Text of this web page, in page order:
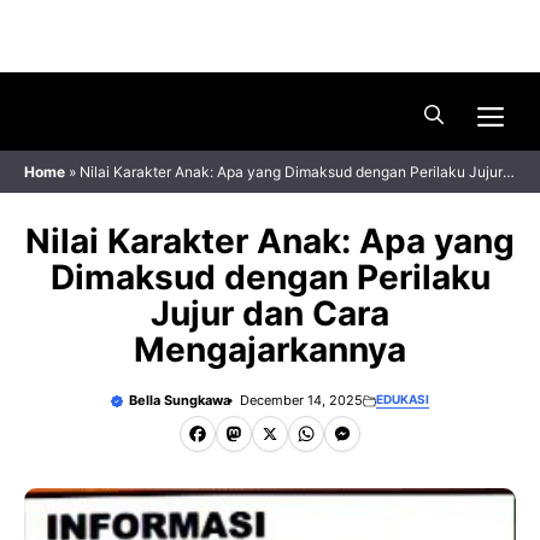
content
Home » Nilai Karakter Anak: Apa yang Dimaksud dengan Perilaku Jujur
Nilai Karakter Anak: Apa yang
Dimaksud dengan Perilaku
Jujur dan Cara
Mengajarkannya
Bella Sungkawa December 14, 2025 EDUKASI
F
a
c
M
a
s
X W
h
M
e